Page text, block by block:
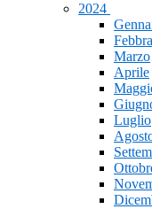
2024
Marzo
Aprile
Luglio